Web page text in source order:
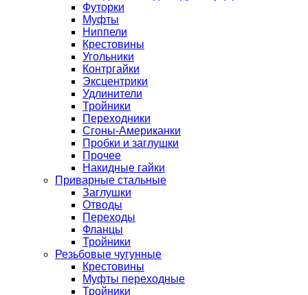
Футорки
Муфты
Ниппели
Крестовины
Угольники
Контргайки
Эксцентрики
Удлинители
Тройники
Переходники
Сгоны-Американки
Пробки и заглушки
Прочее
Накидные гайки
Приварные стальные
Заглушки
Отводы
Переходы
Фланцы
Тройники
Резьбовые чугунные
Крестовины
Муфты переходные
Тройники